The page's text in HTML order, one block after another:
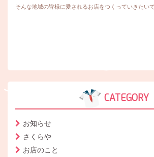
そんな地域の皆様に愛されるお店をつくっていきたい
CATEGORY
お知らせ
さくらや
お店のこと